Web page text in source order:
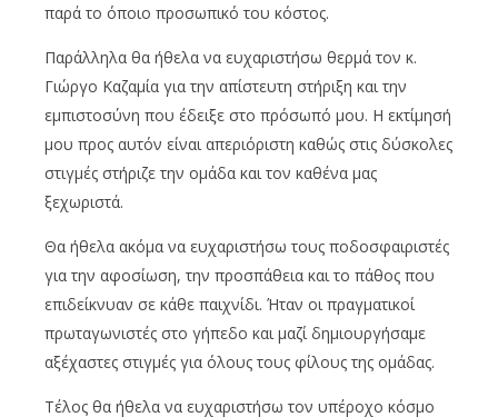
παρά το όποιο προσωπικό του κόστος.
Παράλληλα θα ήθελα να ευχαριστήσω θερμά τον κ.
Γιώργο Καζαμία για την απίστευτη στήριξη και την
εμπιστοσύνη που έδειξε στο πρόσωπό μου. Η εκτίμησή
μου προς αυτόν είναι απεριόριστη καθώς στις δύσκολες
στιγμές στήριζε την ομάδα και τον καθένα μας
ξεχωριστά.
Θα ήθελα ακόμα να ευχαριστήσω τους ποδοσφαιριστές
για την αφοσίωση, την προσπάθεια και το πάθος που
επιδείκνυαν σε κάθε παιχνίδι. Ήταν οι πραγματικοί
πρωταγωνιστές στο γήπεδο και μαζί δημιουργήσαμε
αξέχαστες στιγμές για όλους τους φίλους της ομάδας.
Τέλος θα ήθελα να ευχαριστήσω τον υπέροχο κόσμο